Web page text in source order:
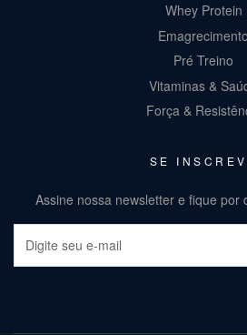
Whey Protein
Emagrecimento
Pré Treino
Vitaminas &
Força &
SE
Assine nossa newsletter e fique por